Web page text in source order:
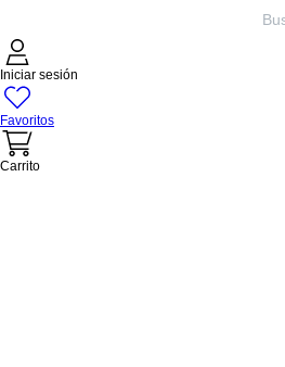
Iniciar sesión
Favoritos
Carrito